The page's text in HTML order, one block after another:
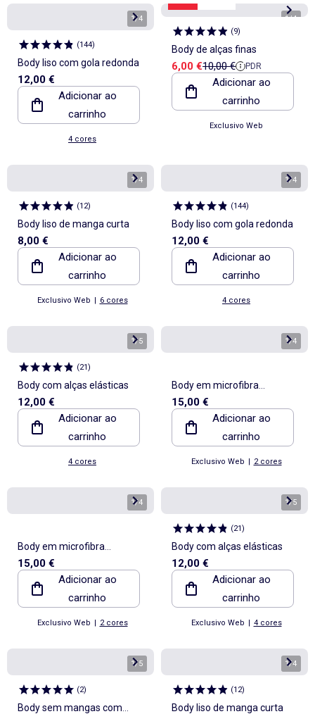
1/4
(144)
Body liso com gola redonda
12,00 €
Adicionar ao
carrinho
4 cores
1/4
(9)
Body de alças finas
Preço de venda
6,00 €Preço de referência
10,00 € PDR
Adicionar ao
carrinho
Exclusivo Web
1/4
(12)
Body liso de manga curta
8,00 €
Adicionar ao
carrinho
Exclusivo Web | 6 cores
1/4
(144)
Body liso com gola redonda
12,00 €
Adicionar ao
carrinho
4 cores
1/5
(21)
Body com alças elásticas
12,00 €
Adicionar ao
carrinho
4 cores
1/4
Body em microfibra
shapewear
15,00 €
Adicionar ao
carrinho
Exclusivo Web | 2 cores
1/4
Body em microfibra
shapewear
15,00 €
Adicionar ao
carrinho
Exclusivo Web | 2 cores
1/5
(21)
Body com alças elásticas
12,00 €
Adicionar ao
carrinho
Exclusivo Web | 4 cores
1/5
(2)
Body sem mangas com
1/4
(12)
Body liso de manga curta